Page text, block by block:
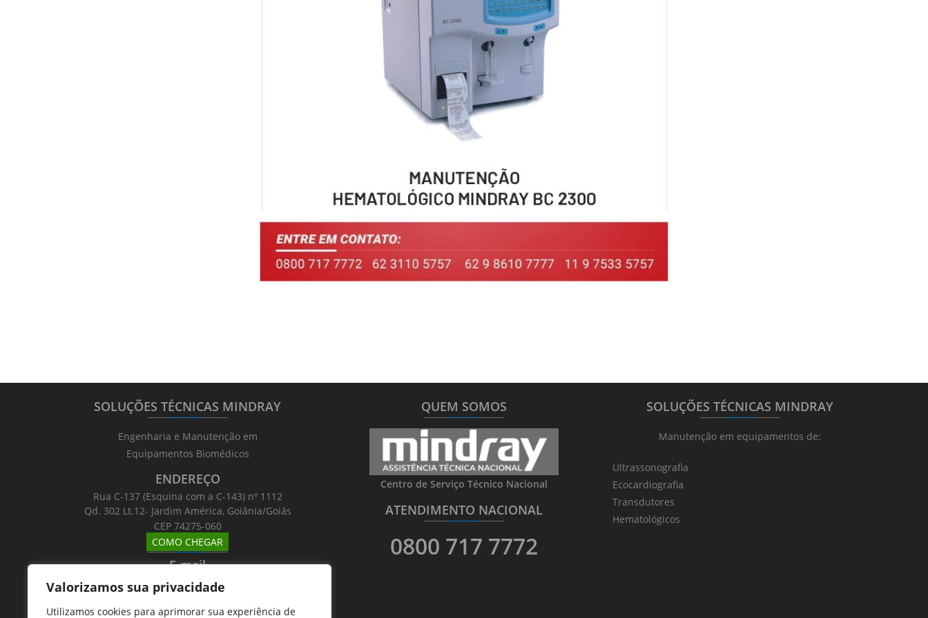
Valorizamos sua privacidade
Utilizamos cookies para aprimorar sua experiência de
SOLUÇÕES TÉCNICAS MINDRAY
_______________________
Engenharia e Manutenção em
Equipamentos Biomédicos
ENDEREÇO
Rua C-137 (Esquina com a C-143) nº 1112
Qd. 302 Lt.12- Jardim América, Goiânia/Goiás
CEP 74275-060
COMO CHEGAR
_______________________
E-mail
Email: atntecnologiabrasil@gmail.com
QUEM SOMOS
_______________________
Centro de Serviço Técnico Nacional
ATENDIMENTO NACIONAL
_______________________
0800 717 7772
SOLUÇÕES TÉCNICAS MINDRAY
_______________________
Manutenção em equipamentos de:
Ultrassonografia
Ecocardiografia
Transdutores
Hematológicos